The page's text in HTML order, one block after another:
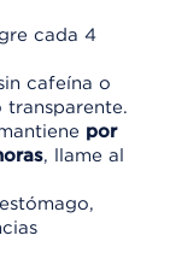
cada 4
cafeína o
por
, llame al